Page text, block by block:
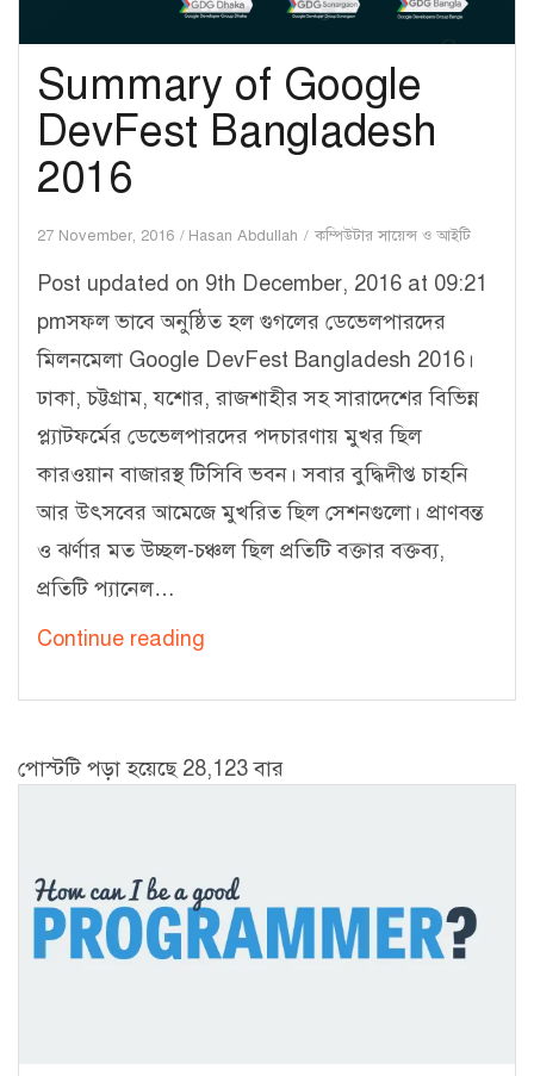
Summary of Google
DevFest Bangladesh
2016
27 November, 2016 Hasan Abdullah কম্পিউটার সায়েন্স ও আইটি
Post updated on 9th December, 2016 at 09:21
pmসফল ভাবে অনুষ্ঠিত হল গুগলের ডেভেলপারদের
মিলনমেলা Google DevFest Bangladesh 2016।
ঢাকা, চট্টগ্রাম, যশোর, রাজশাহীর সহ সারাদেশের বিভিন্ন
প্ল্যাটফর্মের ডেভেলপারদের পদচারণায় মুখর ছিল
কারওয়ান বাজারস্থ টিসিবি ভবন। সবার বুদ্ধিদীপ্ত চাহনি
আর উৎসবের আমেজে মুখরিত ছিল সেশনগুলো। প্রাণবন্ত
ও ঝর্ণার মত উচ্ছল-চঞ্চল ছিল প্রতিটি বক্তার বক্তব্য,
প্রতিটি প্যানেল…
Continue reading
Bangladesh
পোস্টটি পড়া হয়েছে 28,123 বার